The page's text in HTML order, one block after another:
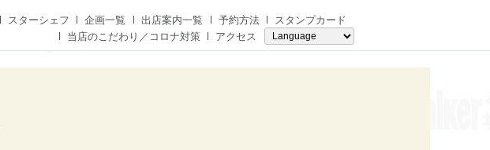
スターシェフ 企画一覧 出店案内一覧 予約方法
スタンプカード
当店のこだわり／コロナ対策
アクセス